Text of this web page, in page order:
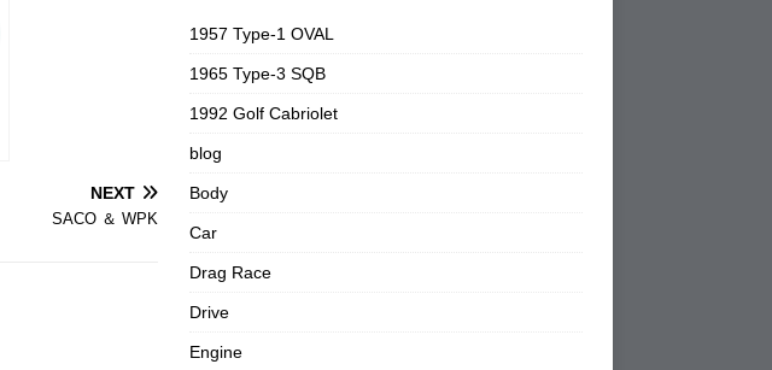
NEXT
SACO ＆ WPK
1957 Type-1 OVAL
1965 Type-3 SQB
1992 Golf Cabriolet
blog
Body
Car
Drag Race
Drive
Engine